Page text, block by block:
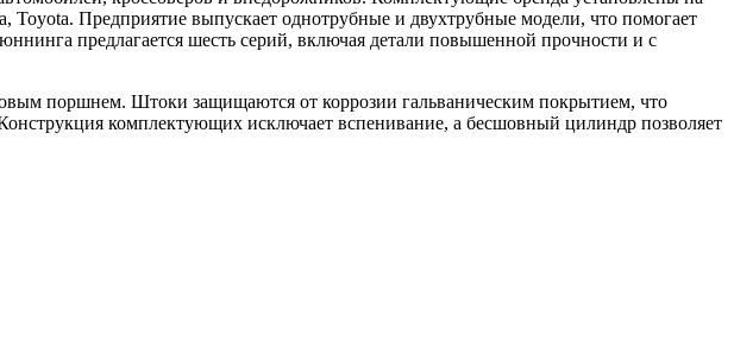
Toyota. Предприятие выпускает однотрубные и двухтрубные модели, что помогает
предлагается шесть серий, включая детали повышенной прочности и с
поршнем. Штоки защищаются от коррозии гальваническим покрытием, что
комплектующих исключает вспенивание, а бесшовный цилиндр позволяет